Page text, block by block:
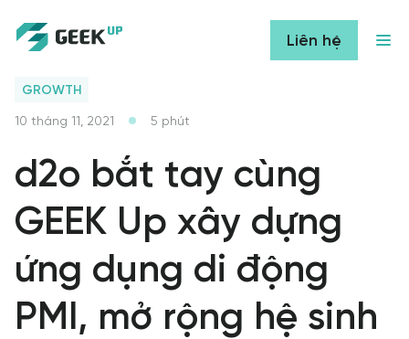
Liên hệ
GROWTH
10 tháng 11, 2021 5 phút
d2o bắt tay cùng
GEEK Up xây dựng
ứng dụng di động
PMI, mở rộng hệ sinh